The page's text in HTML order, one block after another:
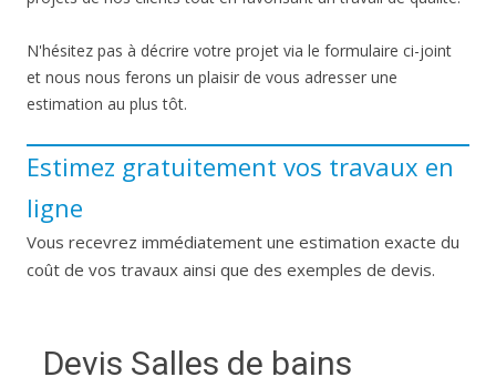
N'hésitez pas à décrire votre projet via le formulaire ci-joint
et nous nous ferons un plaisir de vous adresser une
estimation au plus tôt.
Estimez gratuitement vos travaux en
ligne
Vous recevrez immédiatement une estimation exacte du
coût de vos travaux ainsi que des exemples de devis.
Devis Salles de bains